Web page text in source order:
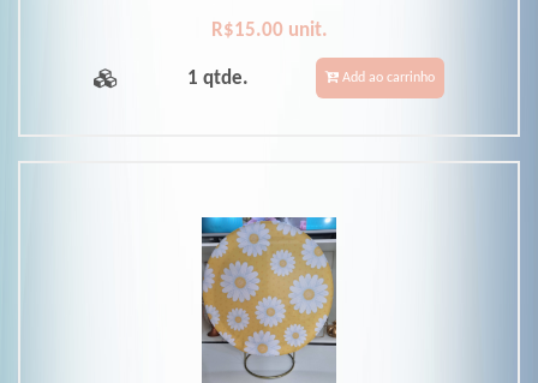
R$15.00 unit.
1 qtde. Add ao carrinho